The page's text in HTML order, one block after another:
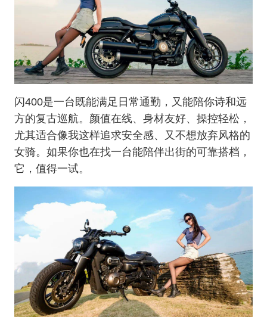
闪400是一台既能满足日常通勤，又能陪你诗和远
方的复古巡航。颜值在线、身材友好、操控轻松，
尤其适合像我这样追求安全感、又不想放弃风格的
女骑。如果你也在找一台能陪伴出街的可靠搭档，
它，值得一试。